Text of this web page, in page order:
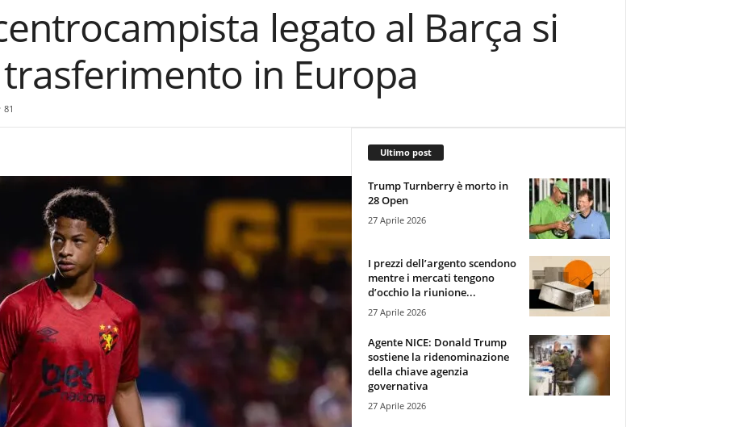
legato al Barça si
in Europa
81
Ultimo post
Trump Turnberry è morto in
28 Open
27 Aprile 2026
I prezzi dell’argento scendono
mentre i mercati tengono
d’occhio la riunione...
27 Aprile 2026
Agente NICE: Donald Trump
sostiene la ridenominazione
della chiave agenzia
governativa
27 Aprile 2026